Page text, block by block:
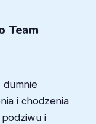
Team
dumnie
i chodzenia
podziwu i